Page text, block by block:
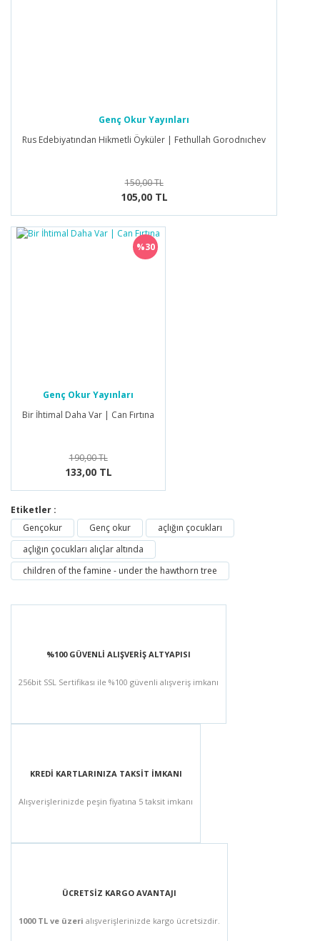
Genç Okur Yayınları
Rus Edebiyatından Hikmetli Öyküler | Fethullah Gorodnıchev
150,00 TL
105,00 TL
%30
Genç Okur Yayınları
Bir İhtimal Daha Var | Can Fırtına
190,00 TL
133,00 TL
Etiketler :
Gençokur
Genç okur
açlığın çocukları
açlığın çocukları alıçlar altında
children of the famine - under the hawthorn tree
%100 GÜVENLİ ALIŞVERİŞ ALTYAPISI
256bit SSL Sertifikası ile %100 güvenli alışveriş imkanı
KREDİ KARTLARINIZA TAKSİT İMKANI
Alışverişlerinizde peşin fiyatına 5 taksit imkanı
ÜCRETSİZ KARGO AVANTAJI
1000 TL ve üzeri alışverişlerinizde kargo ücretsizdir.